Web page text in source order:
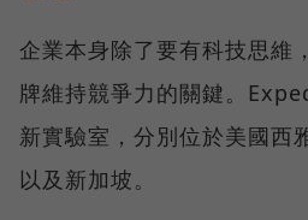
企業本身除了要有科技思維
牌維持競爭力的關鍵。
新實驗室，分別位於美國西
以及新加坡。